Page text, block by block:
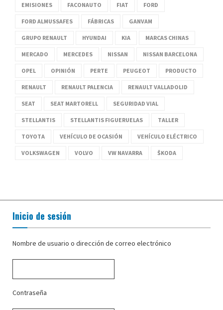
EMISIONES FACONAUTO FIAT FORD
FORD ALMUSSAFES FÁBRICAS GANVAM
GRUPO RENAULT HYUNDAI KIA MARCAS CHINAS
MERCADO MERCEDES NISSAN NISSAN BARCELONA
OPEL OPINIÓN PERTE PEUGEOT PRODUCTO
RENAULT RENAULT PALENCIA RENAULT VALLADOLID
SEAT SEAT MARTORELL SEGURIDAD VIAL
STELLANTIS STELLANTIS FIGUERUELAS TALLER
TOYOTA VEHÍCULO DE OCASIÓN VEHÍCULO ELÉCTRICO
VOLKSWAGEN VOLVO VW NAVARRA ŠKODA
Inicio de sesión
Nombre de usuario o dirección de correo electrónico
Contraseña